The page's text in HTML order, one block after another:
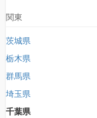
関東
茨城県
栃木県
群馬県
埼玉県
千葉県